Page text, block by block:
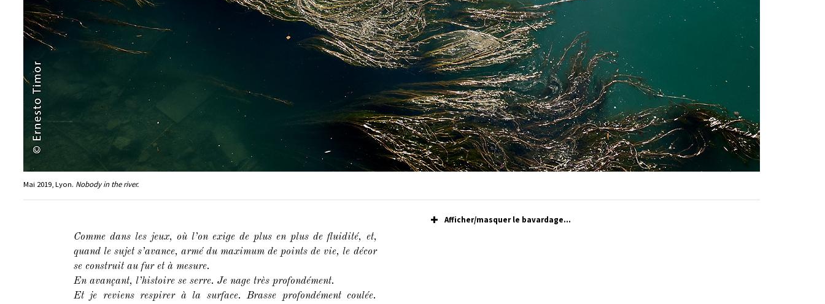
Mai 2019, Lyon. Nobody in the river.
Comme dans les jeux, où l’on exige de plus en plus de fluidité, et,
quand le sujet s’avance, armé du maximum de points de vie, le décor
se construit au fur et à mesure.
En avançant, l’histoire se serre. Je nage très profondément.
Et je reviens respirer à la surface. Brasse profondément coulée.
Afficher/masquer le bavardage...